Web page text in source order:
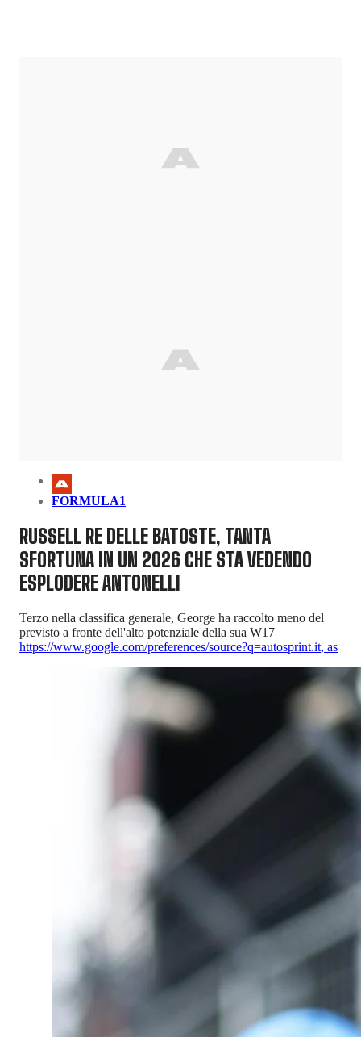
FORMULA1
RUSSELL RE DELLE BATOSTE, TANTA
SFORTUNA IN UN 2026 CHE STA VEDENDO
ESPLODERE ANTONELLI
Terzo nella classifica generale, George ha raccolto meno del
previsto a fronte dell'alto potenziale della sua W17
https://www.google.com/preferences/source?q=autosprint.it, as